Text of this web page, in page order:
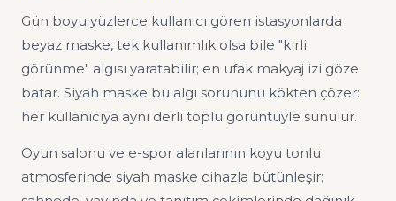
Gün boyu yüzlerce kullanıcı gören istasyonlarda
beyaz maske, tek kullanımlık olsa bile "kirli
görünme" algısı yaratabilir; en ufak makyaj izi göze
batar. Siyah maske bu algı sorununu kökten çözer:
her kullanıcıya aynı derli toplu görüntüyle sunulur.
Oyun salonu ve e-spor alanlarının koyu tonlu
atmosferinde siyah maske cihazla bütünleşir;